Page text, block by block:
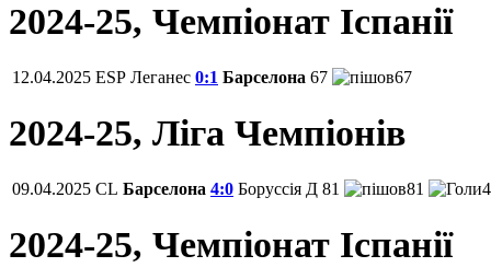
2024-25, Чемпiонат Іспанії
12.04.2025 ESP Леганес 0:1 Барселона 67 67
2024-25, Ліга Чемпіонів
09.04.2025 CL Барселона 4:0 Боруссія Д 81 81
2024-25, Чемпiонат Іспанії